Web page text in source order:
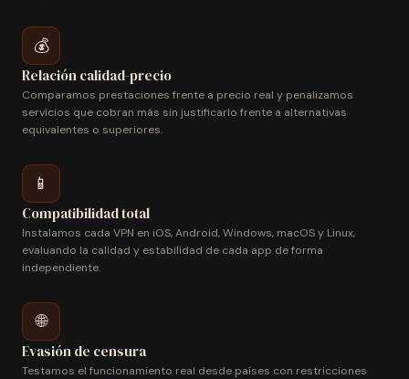
💰
Relación calidad-precio
Comparamos prestaciones frente a precio real y penalizamos
servicios que cobran más sin justificarlo frente a alternativas
equivalentes o superiores.
📱
Compatibilidad total
Instalamos cada VPN en iOS, Android, Windows, macOS y Linux,
evaluando la calidad y estabilidad de cada app de forma
independiente.
🌐
Evasión de censura
Testamos el funcionamiento real desde países con restricciones